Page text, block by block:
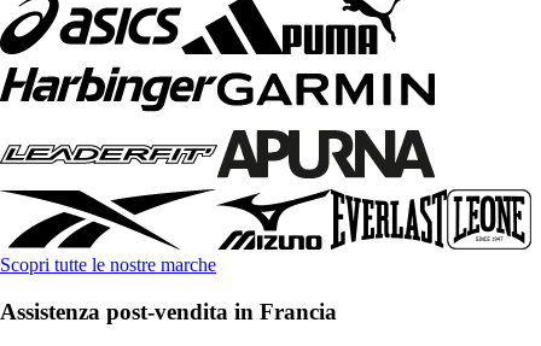
Scopri tutte le nostre marche
Assistenza post-vendita in Francia